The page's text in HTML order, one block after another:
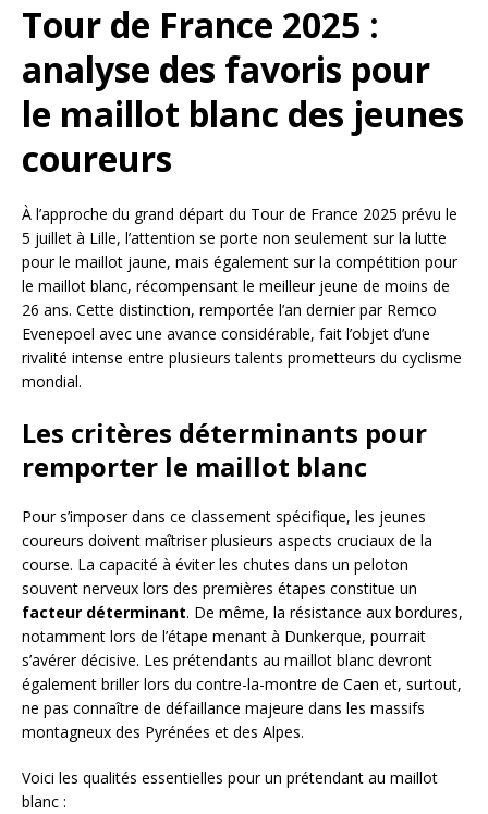
Tour de France 2025 :
analyse des favoris pour
le maillot blanc des jeunes
coureurs
À l’approche du grand départ du Tour de France 2025 prévu le
5 juillet à Lille, l’attention se porte non seulement sur la lutte
pour le maillot jaune, mais également sur la compétition pour
le maillot blanc, récompensant le meilleur jeune de moins de
26 ans. Cette distinction, remportée l’an dernier par Remco
Evenepoel avec une avance considérable, fait l’objet d’une
rivalité intense entre plusieurs talents prometteurs du cyclisme
mondial.
Les critères déterminants pour
remporter le maillot blanc
Pour s’imposer dans ce classement spécifique, les jeunes
coureurs doivent maîtriser plusieurs aspects cruciaux de la
course. La capacité à éviter les chutes dans un peloton
souvent nerveux lors des premières étapes constitue un
facteur déterminant. De même, la résistance aux bordures,
notamment lors de l’étape menant à Dunkerque, pourrait
s’avérer décisive. Les prétendants au maillot blanc devront
également briller lors du contre-la-montre de Caen et, surtout,
ne pas connaître de défaillance majeure dans les massifs
montagneux des Pyrénées et des Alpes.
Voici les qualités essentielles pour un prétendant au maillot
blanc :